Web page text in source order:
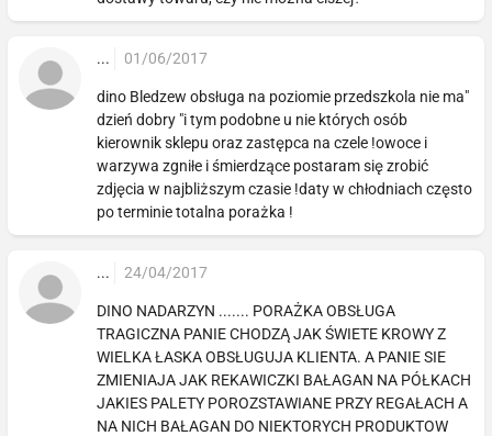
... 01/06/2017
dino Bledzew obsługa na poziomie przedszkola nie ma"
dzień dobry "i tym podobne u nie których osób
kierownik sklepu oraz zastępca na czele !owoce i
warzywa zgniłe i śmierdzące postaram się zrobić
zdjęcia w najbliższym czasie !daty w chłodniach często
po terminie totalna porażka !
... 24/04/2017
DINO NADARZYN ....... PORAŻKA OBSŁUGA
TRAGICZNA PANIE CHODZĄ JAK ŚWIETE KROWY Z
WIELKA ŁASKA OBSŁUGUJA KLIENTA. A PANIE SIE
ZMIENIAJA JAK REKAWICZKI BAŁAGAN NA PÓŁKACH
JAKIES PALETY POROZSTAWIANE PRZY REGAŁACH A
NA NICH BAŁAGAN DO NIEKTORYCH PRODUKTOW